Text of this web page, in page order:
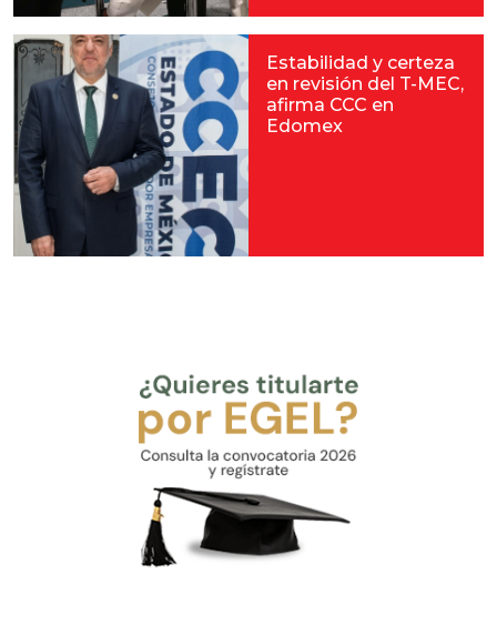
Estabilidad y certeza
en revisión del T-MEC,
afirma CCC en
Edomex